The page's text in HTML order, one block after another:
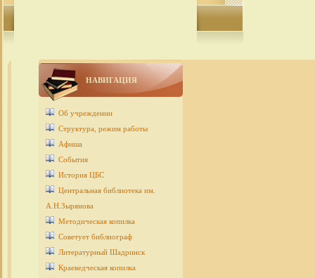
НАВИГАЦИЯ
Об учреждении
Структура, режим работы
Афиша
События
История ЦБС
Центральная библиотека им.
А.Н.Зырянова
Методическая копилка
Советует библиограф
Литературный Шадринск
Краеведческая копилка